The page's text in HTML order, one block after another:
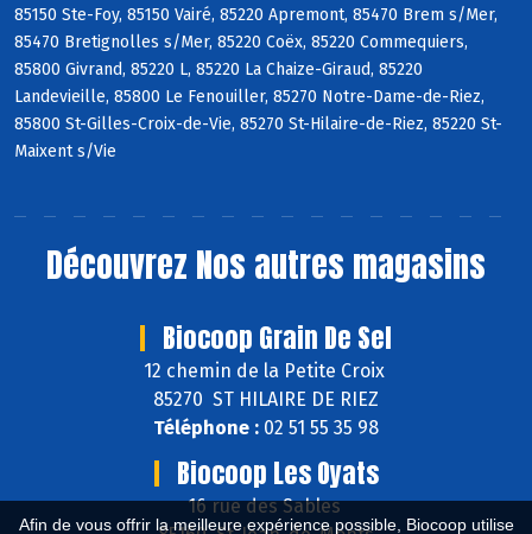
Afin de vous offrir la meilleure expérience possible, Biocoop utilise
85150 Ste-Foy, 85150 Vairé, 85220 Apremont, 85470 Brem s/Mer,
85470 Bretignolles s/Mer, 85220 Coëx, 85220 Commequiers,
85800 Givrand, 85220 L, 85220 La Chaize-Giraud, 85220
Landevieille, 85800 Le Fenouiller, 85270 Notre-Dame-de-Riez,
85800 St-Gilles-Croix-de-Vie, 85270 St-Hilaire-de-Riez, 85220 St-
Maixent s/Vie
Découvrez Nos autres magasins
Biocoop Grain De Sel
12 chemin de la Petite Croix
85270 ST HILAIRE DE RIEZ
Téléphone : 02 51 55 35 98
Biocoop Les Oyats
16 rue des Sables